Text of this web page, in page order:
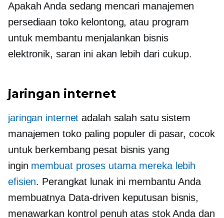
Apakah Anda sedang mencari manajemen
persediaan toko kelontong, atau program
untuk membantu menjalankan bisnis
elektronik, saran ini akan lebih dari cukup.
jaringan internet
jaringan internet adalah salah satu sistem
manajemen toko paling populer di pasar, cocok
untuk berkembang pesatbisnis yang
ingin membuat proses utama mereka lebih
efisien. Perangkat lunak ini membantu Anda
membuatnya Data-driven keputusan bisnis,
menawarkan kontrol penuh atas stok Anda dan